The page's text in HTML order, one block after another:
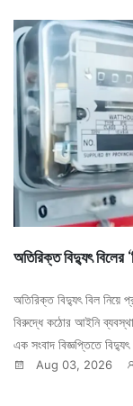
অতিরিক্ত বিদ্যুৎ বিলের
অতিরিক্ত বিদ্যুৎ বিল নিয়ে
বিরুদ্ধে কঠোর আইনি
এক সংবাদ বিজ্ঞপ্তিতে
Aug 03, 2026